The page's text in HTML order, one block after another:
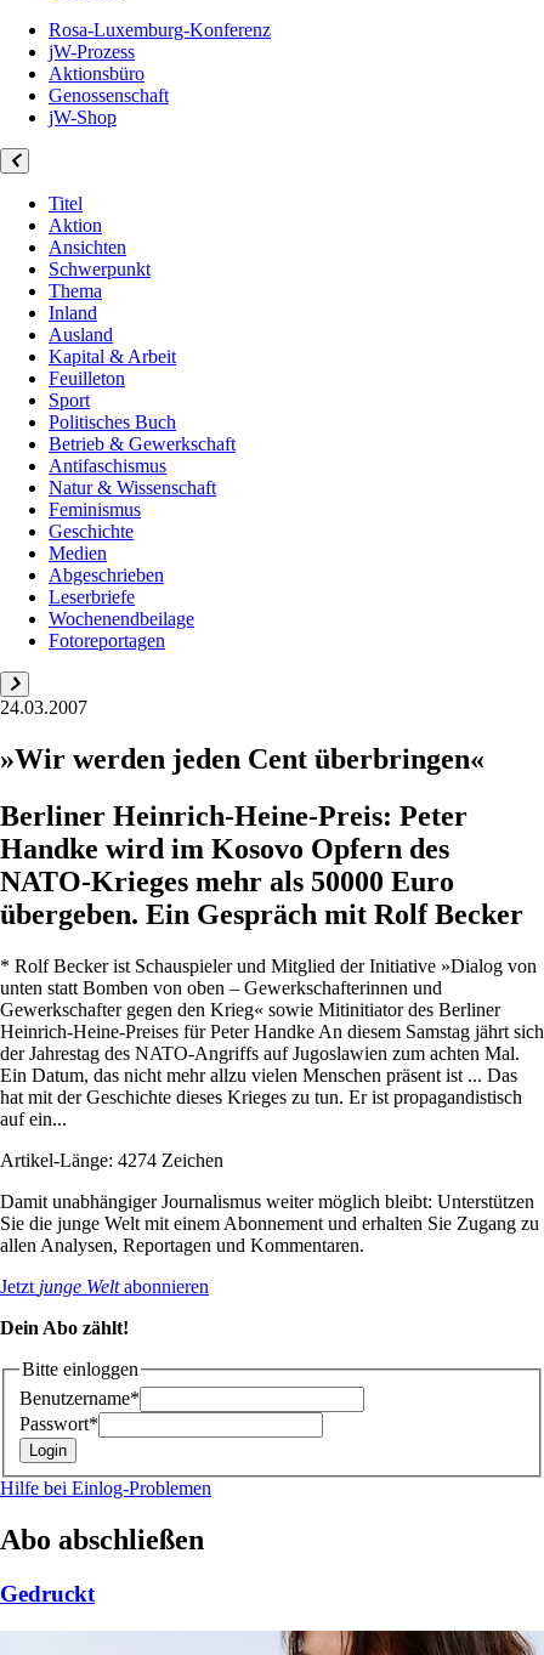
Rosa-Luxemburg-Konferenz
jW-Prozess
Aktionsbüro
Genossenschaft
jW-Shop
Titel
Aktion
Ansichten
Schwerpunkt
Thema
Inland
Ausland
Kapital & Arbeit
Feuilleton
Sport
Politisches Buch
Betrieb & Gewerkschaft
Antifaschismus
Natur & Wissenschaft
Feminismus
Geschichte
Medien
Abgeschrieben
Leserbriefe
Wochenendbeilage
Fotoreportagen
24.03.2007
»Wir werden jeden Cent überbringen«
Berliner Heinrich-Heine-Preis: Peter
Handke wird im Kosovo Opfern des
NATO-Krieges mehr als 50000 Euro
übergeben. Ein Gespräch mit Rolf Becker
* Rolf Becker ist Schauspieler und Mitglied der Initiative »Dialog von
unten statt Bomben von oben – Gewerkschafterinnen und
Gewerkschafter gegen den Krieg« sowie Mitinitiator des Berliner
Heinrich-Heine-Preises für Peter Handke An diesem Samstag jährt sich
der Jahrestag des NATO-Angriffs auf Jugoslawien zum achten Mal.
Ein Datum, das nicht mehr allzu vielen Menschen präsent ist ... Das
hat mit der Geschichte dieses Krieges zu tun. Er ist propagandistisch
auf ein...
Artikel-Länge: 4274 Zeichen
Damit unabhängiger Journalismus weiter möglich bleibt: Unterstützen
Sie die junge Welt mit einem Abonnement und erhalten Sie Zugang zu
allen Analysen, Reportagen und Kommentaren.
Jetzt junge Weltabonnieren
Dein Abo zählt!
Bitte einloggen
Benutzername*
Passwort*
Hilfe bei Einlog-Problemen
Abo abschließen
Gedruckt